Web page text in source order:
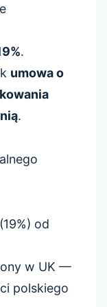
.
umowa o
.
od
w UK —
polskiego